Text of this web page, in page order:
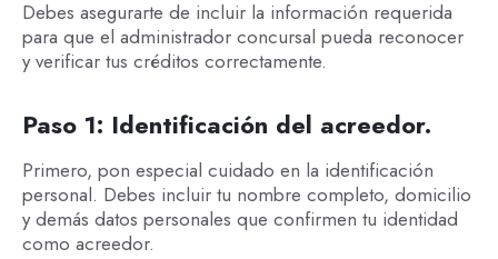
Debes asegurarte de incluir la información requerida
para que el administrador concursal pueda reconocer
y verificar tus créditos correctamente.
Paso 1: Identificación del acreedor.
Primero, pon especial cuidado en la identificación
personal. Debes incluir tu nombre completo, domicilio
y demás datos personales que confirmen tu identidad
como acreedor.